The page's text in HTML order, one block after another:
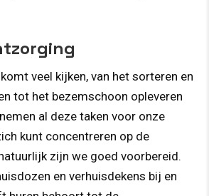
veel kijken, van het sorteren en
tot het bezemschoon opleveren
al deze taken voor onze
kunt concentreren op de
zijn we goed voorbereid.
en verhuisdekens bij en